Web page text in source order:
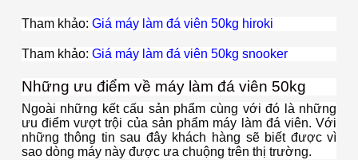
Tham khảo: Giá máy làm đá viên 50kg hiroki
Tham khảo: Giá máy làm đá viên 50kg snooker
Những ưu điểm về máy làm đá viên 50kg
Ngoài những kết cấu sản phẩm cùng với đó là những
ưu điểm vượt trội của sản phẩm máy làm đá viên. Với
những thông tin sau đây khách hàng sẽ biết được vì
sao dòng máy này được ưa chuộng trên thị trường.